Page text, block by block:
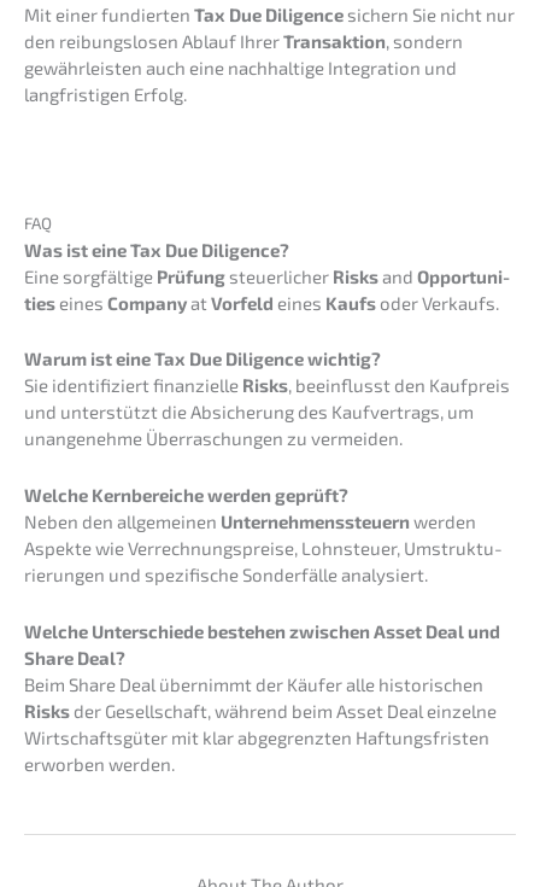
Mit einer fundier­ten Tax Due Diligencesichern Sie nicht nur
den reibungs­lo­sen Ablauf IhrerTrans­ak­ti­on, sondern
gewähr­leis­ten auch eine nachhal­ti­ge Integra­ti­on und
langfris­ti­gen Erfolg.
FAQ
Was ist eine Tax Due Diligence?
Eine sorgfäl­ti­ge Prüfungsteuer­li­cher Risksand Oppor­tu­ni­
ties eines Compa­nyatVorfeld eines Kaufs oder Verkaufs.
Warum ist eine Tax Due Diligence wichtig?
Sie identi­fi­ziert finan­zi­el­le Risks, beein­flusst den Kaufpreis
und unter­stützt die Absiche­rung des Kaufver­trags, um
unange­neh­me Überra­schun­gen zu vermeiden.
Welche Kernbe­rei­che werden geprüft?
Neben den allge­mei­nen Unter­neh­mens­steu­ern werden
Aspek­te wie Verrech­nungs­prei­se, Lohnsteu­er, Umstruk­tu­
rie­run­gen und spezi­fi­sche Sonder­fäl­le analysiert.
Welche Unter­schie­de bestehen zwischen Asset Deal und
Share Deal?
Beim Share Deal übernimmt der Käufer alle histo­ri­schen
Risks der Gesell­schaft, während beim Asset Deal einzel­ne
Wirtschafts­gü­ter mit klar abgegrenz­ten Haftungs­fris­ten
erwor­ben werden.